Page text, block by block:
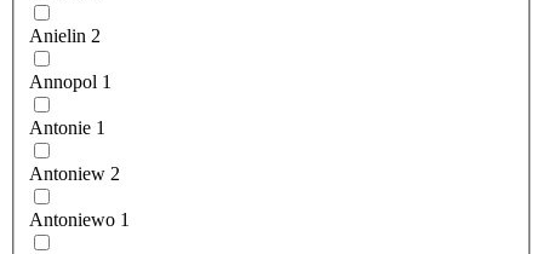
Anielin 2
Annopol 1
Antonie 1
Antoniew 2
Antoniewo 1